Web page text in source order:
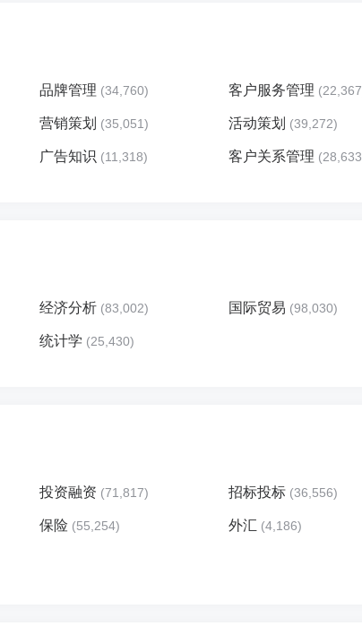
品牌管理 (34,760) 客户服务管理
营销策划 (35,051) 活动策划 (39,272)
广告知识 (11,318) 客户关系管理
经济分析 (83,002) 国际贸易 (98,030)
统计学 (25,430)
投资融资 (71,817) 招标投标 (36,556)
保险 (55,254) 外汇 (4,186)